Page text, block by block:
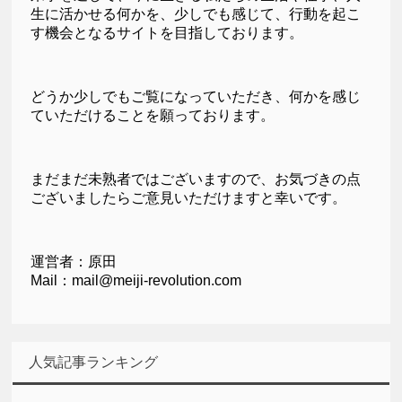
生に活かせる何かを、少しでも感じて、行動を起こ
す機会となるサイトを目指しております。
どうか少しでもご覧になっていただき、何かを感じ
ていただけることを願っております。
まだまだ未熟者ではございますので、お気づきの点
ございましたらご意見いただけますと幸いです。
運営者：原田
Mail：mail@meiji-revolution.com
人気記事ランキング